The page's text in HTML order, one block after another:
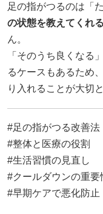
足の指がつるのは「
の状態を教えてくれ
ん。
「そのうち良くなる
るケースもあるため
り入れることが大切
#足の指がつる改善法
#整体と医療の役割
#生活習慣の見直し
#クールダウンの重要
#早期ケアで悪化防止